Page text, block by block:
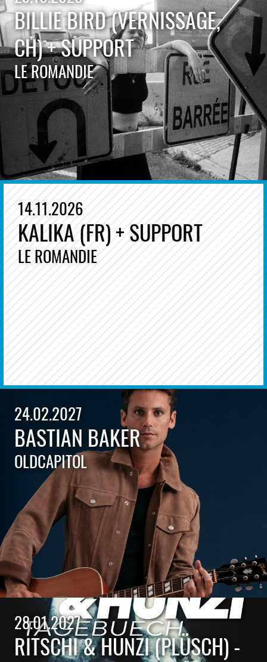
BILLIE BIRD (VERNISSAGE,
CH) + SUPPORT
LE ROMANDIE
14.11.2026
KALIKA (FR) + SUPPORT
LE ROMANDIE
24.02.2027
BASTIAN BAKER
OLDCAPITOL
28.01.2027
RITSCHI & HUNZI (PLÜSCH) -